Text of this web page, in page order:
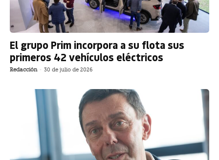
El grupo Prim incorpora a su flota sus
primeros 42 vehículos eléctricos
Redacción - 30 de julio de 2026